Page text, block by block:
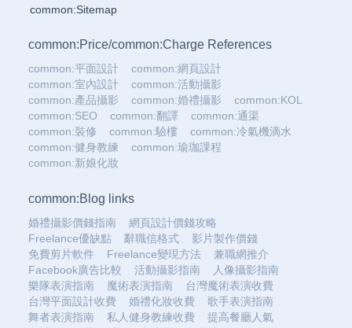
common:Sitemap
common:Price/common:Charge References
common:平面設計
common:網頁設計
common:室內設計
common:活動攝影
common:產品攝影
common:婚禮攝影
common:KOL
common:SEO
common:翻譯
common:通渠
common:裝修
common:驗樓
common:冷氣機滴水
common:健身教練
common:瑜珈課程
common:新娘化妝
common:Blog links
婚禮攝影價錢指南
網頁設計價錢攻略
Freelance優缺點
辭職信格式
影片製作價錢
免費剪片軟件
Freelance變現方法
兼職網推介
Facebook廣告比較
活動攝影指南
人像攝影指南
樂隊表演指南
魔術表演指南
台灣魔術表演收費
台灣平面設計收費
婚禮化妝收費
歌手表演指南
舞者表演指南
私人健身教練收費
提高餐廳人氣